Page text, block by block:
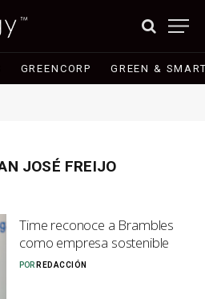
GREENCORP GREEN &
JOSÉ FREIJO
Time reconoce a Brambles
como empresa sostenible
POR REDACCIÓN